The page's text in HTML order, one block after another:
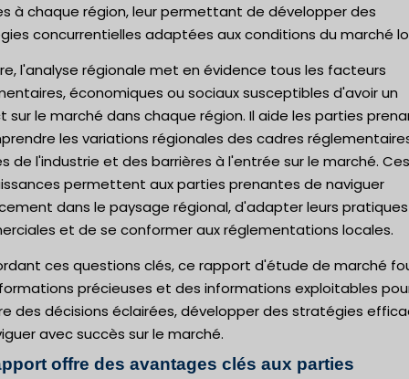
à chaque région, leur permettant de développer des
concurrentielles adaptées aux conditions du marché
l'analyse régionale met en évidence tous les facteurs
économiques ou sociaux susceptibles d'avoir un
sur le marché dans chaque région. Il aide les parties
les variations régionales des cadres
de l'industrie et des barrières à l'entrée sur le marché. Ces
permettent aux parties prenantes de naviguer
dans le paysage régional, d'adapter leurs pratiques
et de se conformer aux réglementations locales.
ces questions clés, ce rapport d'étude de marché
précieuses et des informations exploitables
des décisions éclairées, développer des stratégies
avec succès sur le marché.
offre des avantages clés aux parties